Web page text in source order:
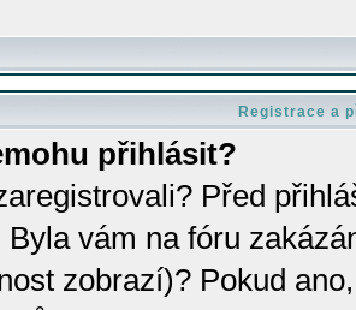
Registrace a
přihlásit?
Před
Byla vám na fóru
zobrazí)? Pokud